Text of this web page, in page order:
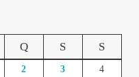
Q S S
2 3
4